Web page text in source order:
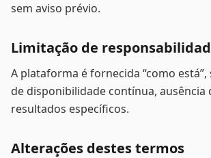
sem aviso prévio.
Limitação de
A plataforma é fornecida “como
de disponibilidade contínua, ausência
resultados específicos.
Alterações destes termos